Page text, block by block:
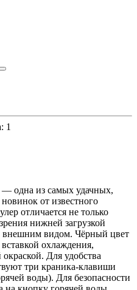
1
одна из самых удачных,
от известного
отличается не только
нижней загрузкой
внешним видом. Чёрный цвет
охлаждения,
Для удобства
три краника-клавиши
воды). Для безопасности